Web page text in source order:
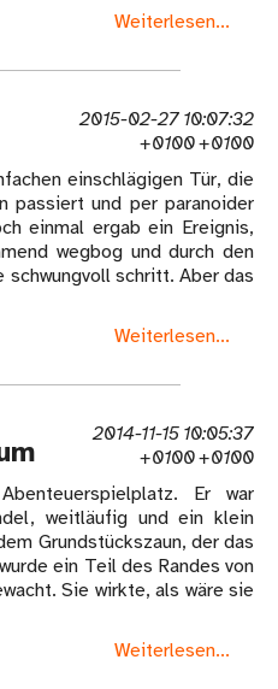
Weiterlesen...
2015-02-27 10:07:32
+0100 +0100
einschlägigen Tür, die
passiert und per paranoider
einmal ergab ein Ereignis,
wegbog und durch den
schwungvoll schritt. Aber das
Weiterlesen...
2014-11-15 10:05:37
+0100 +0100
Er war
weitläufig und ein klein
Grundstückszaun, der das
ein Teil des Randes von
Sie wirkte, als wäre sie
Weiterlesen...